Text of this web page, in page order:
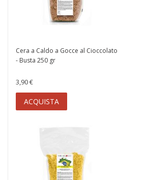
Cera a Caldo a Gocce al Cioccolato
- Busta 250 gr
3,90 €
ACQUISTA